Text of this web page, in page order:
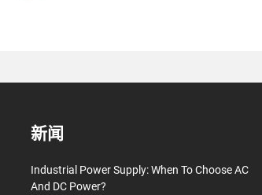
新闻
Industrial Power Supply: When To Choose AC
And DC Power?